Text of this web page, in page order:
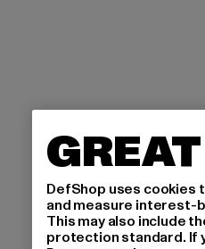
DefShop uses cookies
and measure interest-
This may also include
protection standard. If